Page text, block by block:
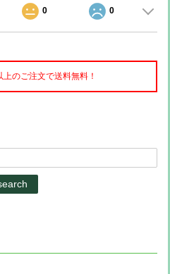
0 0
のご注文で送料無料！